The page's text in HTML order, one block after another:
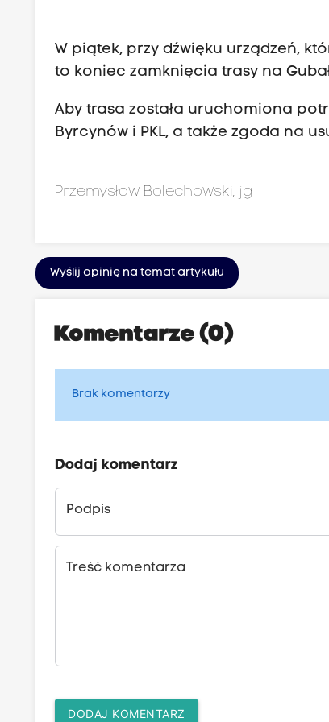
W piątek, przy dźwięku urządzeń,
to koniec zamknięcia trasy na
Aby trasa została uruchomiona
Byrcynów i PKL, a także zgoda na
Przemysław Bolechowski, jg
Wyślij opinię na temat artykułu
Komentarze (0)
Brak komentarzy
Dodaj komentarz
Podpis
Treść komentarza
DODAJ KOMENTARZ